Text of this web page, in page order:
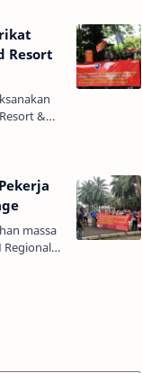
Resort
&
hotel
massa
Regional